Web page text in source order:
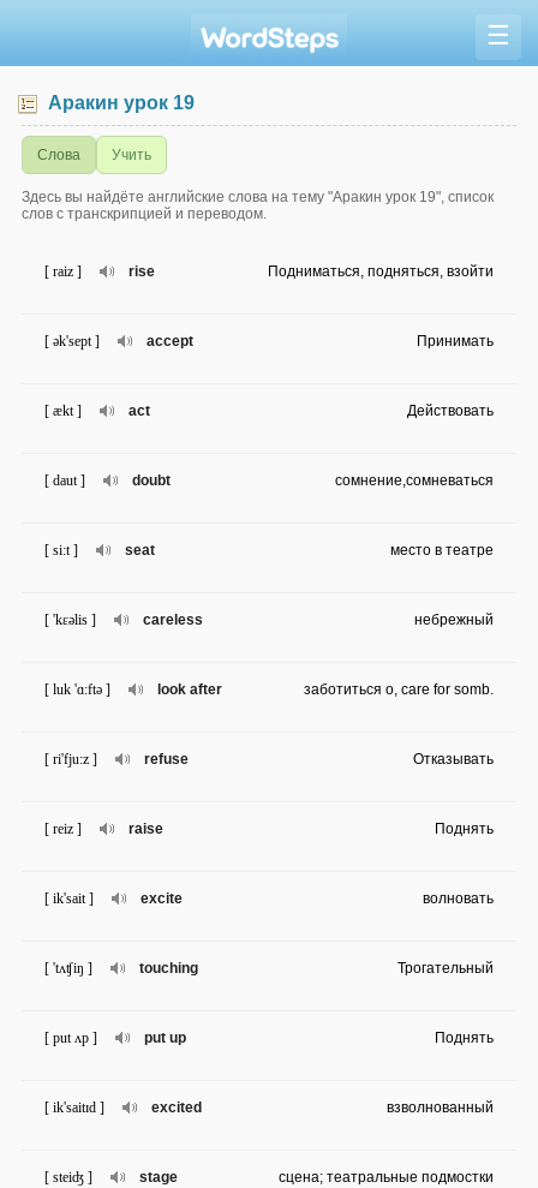
☰
Аракин урок 19
Слова Учить
Здесь вы найдёте английские слова на тему "Аракин урок 19", список
слов с транскрипцией и переводом.
rise
[ raiz ] Подниматься, подняться, взойти
accept
[ ək'sept ] Принимать
act
[ ækt ] Действовать
doubt
[ daut ] сомнение,сомневаться
seat
[ si:t ] место в театре
careless
[ 'kɛəlis ] небрежный
look after
[ luk 'ɑ:ftə ] заботиться о, care for somb.
refuse
[ ri'fju:z ] Отказывать
raise
[ reiz ] Поднять
excite
[ ik'sait ] волновать
touching
[ 'tʌʧiŋ ] Трогательный
put up
[ put ʌp ] Поднять
excited
[ ik'saitɪd ] взволнованный
stage
[ steiʤ ] сцена; театральные подмостки